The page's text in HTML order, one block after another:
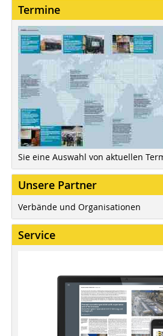
Termine
Sie eine Auswahl von aktuellen
Unsere Partner
Verbände und Organisationen
Service